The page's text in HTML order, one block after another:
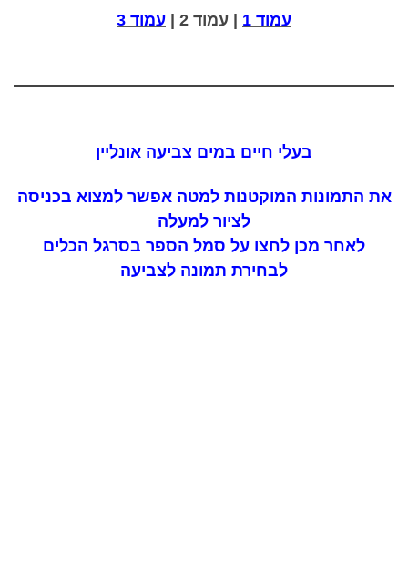
עמוד 1 | עמוד 2 | עמוד 3
בעלי חיים במים צביעה אונליין
את התמונות המוקטנות למטה אפשר למצוא בכניסה
לציור למעלה
לאחר מכן לחצו על סמל הספר בסרגל הכלים
לבחירת תמונה לצביעה